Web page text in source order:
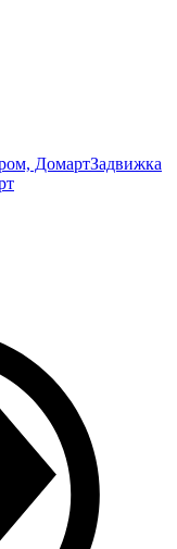
ДомартЗадвижка